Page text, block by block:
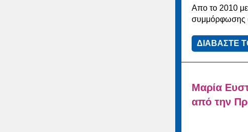
Απο το 2010
συμμόρφωσης
ΔΙΑΒΑΣΤΕ
Μαρία
από την